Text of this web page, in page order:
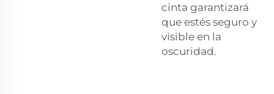
cinta garantizará
que estés seguro y
visible en la
oscuridad.